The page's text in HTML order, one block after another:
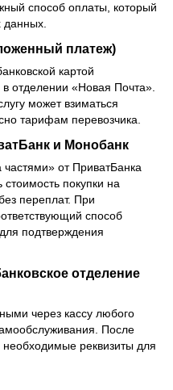
способ оплаты, который
данных.
платеж)
картой
отделении «Новая Почта».
может взиматься
тарифам перевозчика.
и Монобанк
частями» от ПриватБанка
покупки на
переплат. При
способ
подтверждения
отделение
через кассу любого
После
реквизиты для